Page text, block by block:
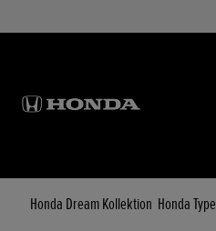
Honda Dream Kollektion Honda